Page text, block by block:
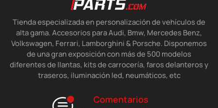
Tienda especializada en personalización de vehículos de
alta gama. Accesorios para Audi, Bmw, Mercedes Benz,
Volkswagen, Ferrari, Lamborghini & Porsche. Disponemos
de una gran exposición con más de 500 modelos
diferentes de llantas, kits de carrocería, faros delanteros y
traseros, iluminación led, neumáticos, etc
Comentarios